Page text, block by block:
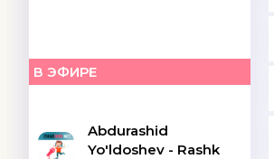
В ЭФИРЕ
Abdurashid
Yo'ldoshev - Rashk